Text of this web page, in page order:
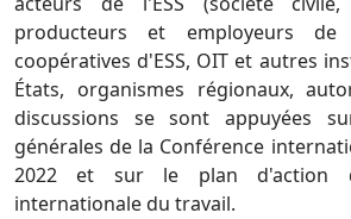
producteurs et employeurs
coopératives d'ESS, OIT et autres
États, organismes régionaux,
discussions se sont appuyées
générales de la Conférence
2022 et sur le plan d'action
internationale du travail.